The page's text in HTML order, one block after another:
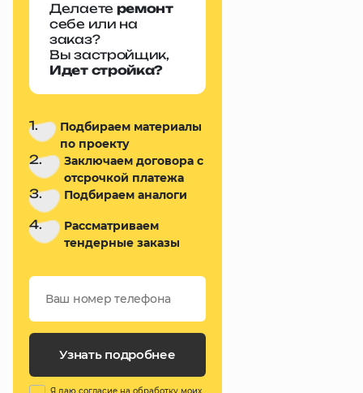
Делаете ремонт
себе или на
заказ?
Вы застройщик,
Идет стройка?
1.
Подбираем материалы
по проекту
2.
Заключаем договора с
отсрочкой платежа
3. Подбираем аналоги
4.
Рассматриваем
тендерные заказы
Узнать подробнее